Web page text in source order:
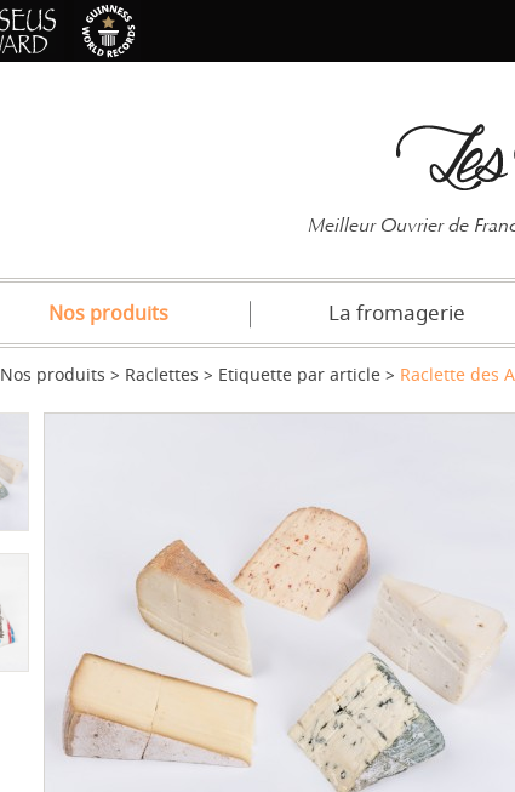
Meilleur Ouvrier de
Nos produits La fromagerie
Nos produits Raclettes Etiquette par article Raclette des